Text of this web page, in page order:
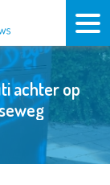
achter op